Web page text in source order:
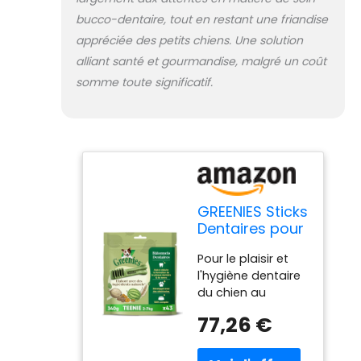
complets - avec
des ingrédients de
bien-être du chien
Un stick par jour
aux chiens de
moins de 2kg ou
aux chiots de
moins de 6 mois /
Veillez à toujours
laisser de l'eau
fraîche à
disposition
Livraison : 6 sachet
bâtons à mâcher
pour très petits
chiens /
bucco-dentaire, tout en restant une friandise
appréciée des petits chiens. Une solution
alliant santé et gourmandise, malgré un coût
somme toute significatif.
GREENIES Sticks
Dentaires pour
Chien de 2 à
7kg - 258
Bâtonnets à
Mâcher
(6x340g) -
Friandise
Pour le plaisir et
l'hygiène dentaire
du chien au
bâtonnets
77,26 €